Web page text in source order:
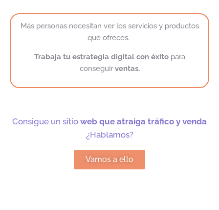
Más personas necesitan ver los servicios y productos
que ofreces.
Trabaja tu estrategia digital con éxito para
conseguirventas.
Consigue un sitio web que atraiga tráfico y venda
¿Hablamos?
Vamos a ello